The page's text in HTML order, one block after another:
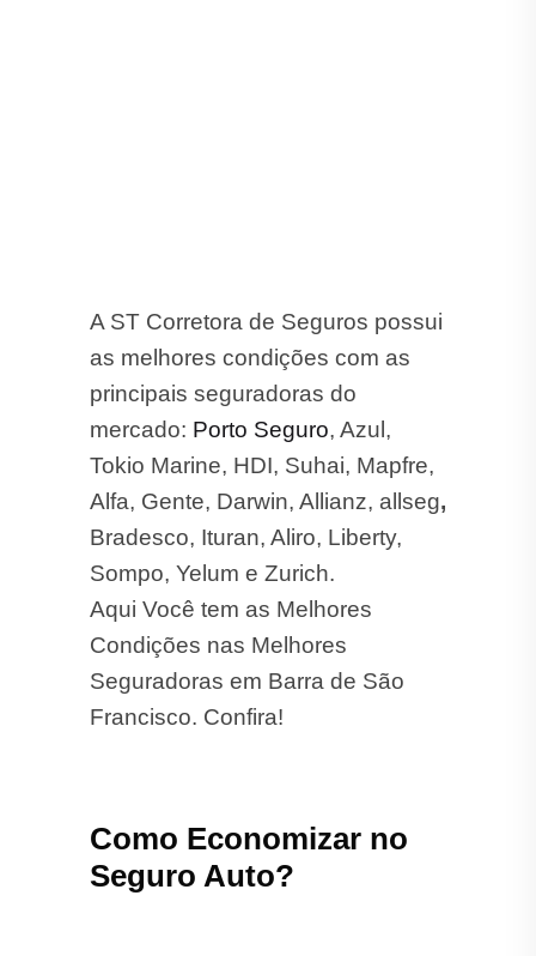
A ST Corretora de Seguros possui
as melhores condições com as
principais seguradoras do
mercado: Porto Seguro, Azul,
Tokio Marine, HDI, Suhai, Mapfre,
Alfa, Gente, Darwin, Allianz, allseg,
Bradesco, Ituran, Aliro, Liberty,
Sompo, Yelum e Zurich.
Aqui Você tem as Melhores
Condições nas Melhores
Seguradoras em Barra de São
Francisco. Confira!
Como Economizar no
Seguro Auto?